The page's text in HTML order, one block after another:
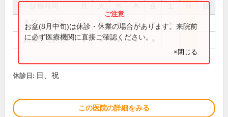
祝
8:30～12:30 ● ● ● ● ●
14:00～18:30 ● ● ● ●
お盆(8月中旬)は休診・休業の場合があります。来院前
に必ず医療機関に直接ご確認ください。
×閉じる
休診日: 日、祝
この医院の詳細をみる